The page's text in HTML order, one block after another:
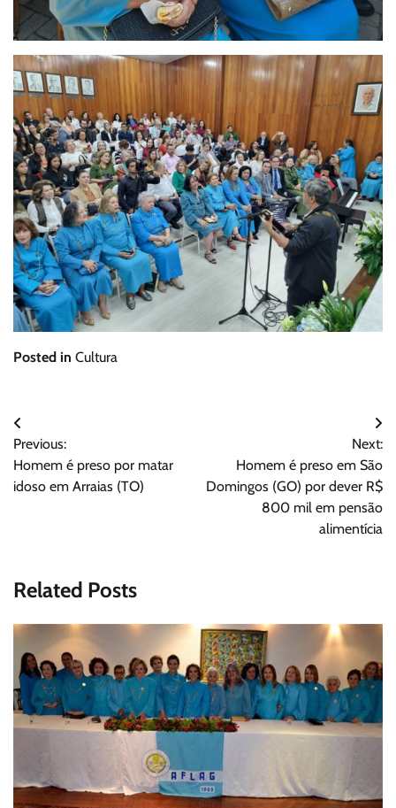
Posted in Cultura
Navegação
de
Post
Previous:
Homem é preso por matar
idoso em Arraias (TO)
Next:
Homem é preso em São
Domingos (GO) por dever R$
800 mil em pensão
alimentícia
Related Posts